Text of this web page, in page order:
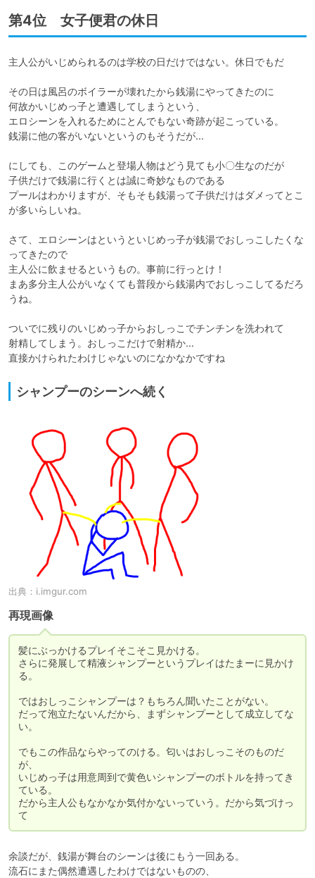
第4位 女子便君の休日
主人公がいじめられるのは学校の日だけではない。休日でもだ
その日は風呂のボイラーが壊れたから銭湯にやってきたのに
何故かいじめっ子と遭遇してしまうという、
エロシーンを入れるためにとんでもない奇跡が起こっている。
銭湯に他の客がいないというのもそうだが…
にしても、このゲームと登場人物はどう見ても小〇生なのだが
子供だけで銭湯に行くとは誠に奇妙なものである
プールはわかりますが、そもそも銭湯って子供だけはダメってとこ
が多いらしいね。
さて、エロシーンはというといじめっ子が銭湯でおしっこしたくな
ってきたので
主人公に飲ませるというもの。事前に行っとけ！
まあ多分主人公がいなくても普段から銭湯内でおしっこしてるだろ
うね。
ついでに残りのいじめっ子からおしっこでチンチンを洗われて
射精してしまう。おしっこだけで射精か…
直接かけられたわけじゃないのになかなかですね
シャンプーのシーンへ続く
出典： i.imgur.com
再現画像
髪にぶっかけるプレイそこそこ見かける。
さらに発展して精液シャンプーというプレイはたまーに見かけ
る。
ではおしっこシャンプーは？もちろん聞いたことがない。
だって泡立たないんだから、まずシャンプーとして成立してな
い。
でもこの作品ならやってのける。匂いはおしっこそのものだ
が、
いじめっ子は用意周到で黄色いシャンプーのボトルを持ってき
ている。
だから主人公もなかなか気付かないっていう。だから気づけっ
て
余談だが、銭湯が舞台のシーンは後にもう一回ある。
流石にまた偶然遭遇したわけではないものの、